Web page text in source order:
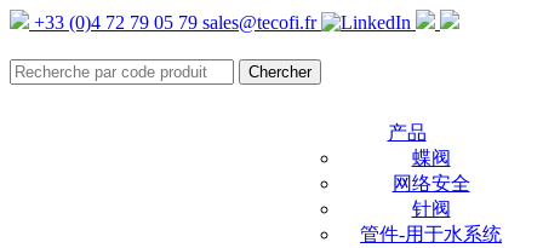
+33 (0)4 72 79 05 79 sales@tecofi.fr
产品
蝶阀
网络安全
针阀
管件-用于水系统